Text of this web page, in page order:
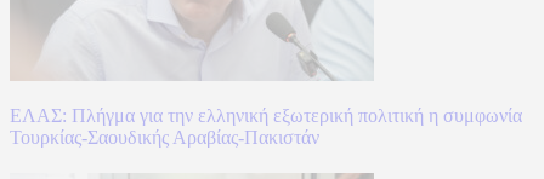
ΕΛΑΣ: Πλήγμα για την ελληνική εξωτερική πολιτική η συμφωνία
Τουρκίας-Σαουδικής Αραβίας-Πακιστάν